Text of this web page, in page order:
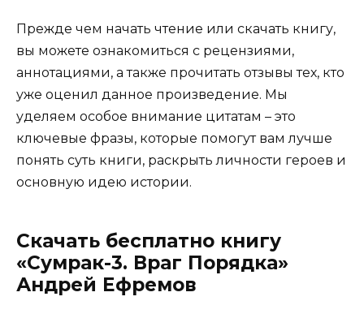
Прежде чем начать чтение или скачать книгу,
вы можете ознакомиться с рецензиями,
аннотациями, а также прочитать отзывы тех, кто
уже оценил данное произведение. Мы
уделяем особое внимание цитатам – это
ключевые фразы, которые помогут вам лучше
понять суть книги, раскрыть личности героев и
основную идею истории.
Скачать бесплатно книгу
«Сумрак-3. Враг Порядка»
Андрей Ефремов